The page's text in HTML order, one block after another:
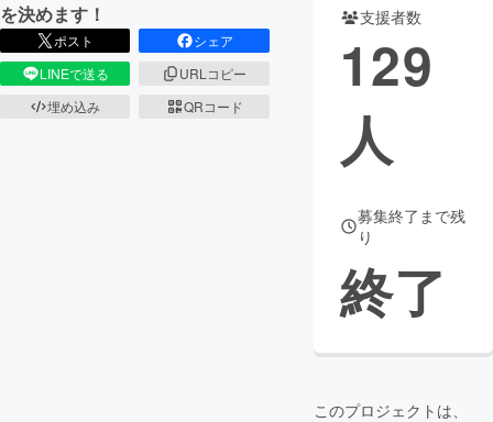
を決めます！
ポスト
シェア
LINEで送る
URLコピー
埋め込み
QRコード
支援者数
129
人
募集終了まで残
り
終了
このプロジェクトは、